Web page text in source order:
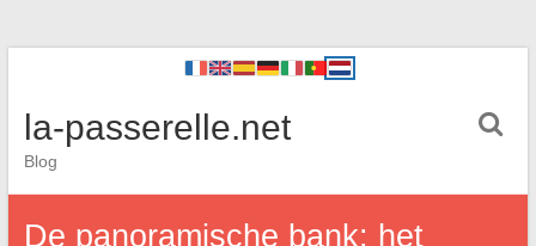
la-passerelle.net
Blog
De panoramische bank: het